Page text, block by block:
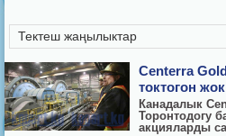
Тектеш жаңылыктар
Centerra
токтогон жок
Канадалык
Торонтодогу
акцияларды